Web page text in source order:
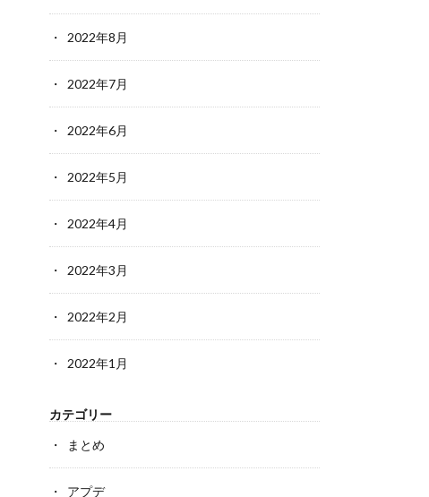
2022年8月
2022年7月
2022年6月
2022年5月
2022年4月
2022年3月
2022年2月
2022年1月
カテゴリー
まとめ
アプデ